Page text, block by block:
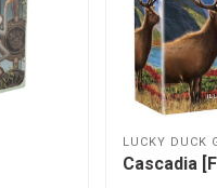
LUCKY DUCK
Cascadia